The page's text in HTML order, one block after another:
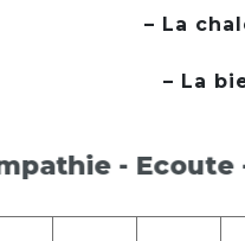
- Citoyenneté -
- Ecoute
– La
– La